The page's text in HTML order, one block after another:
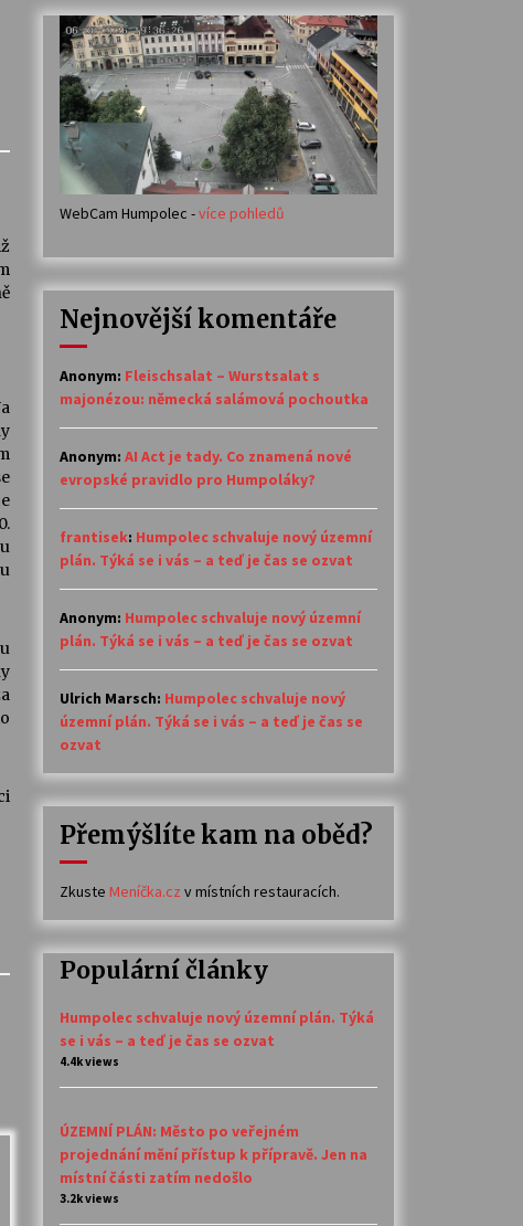
Veselí muzikanti
30. 7. 2026
Votavžatský ploty
23. 7. 2026
14. 7. 2026
30. 6. 2026
WebCam Humpolec -více pohledů
Nejnovější komentáře
Anonym: Fleischsalat – Wurstsalat s
majonézou: německá salámová pochoutka
Anonym: AI Act je tady. Co znamená nové
evropské pravidlo pro Humpoláky?
frantisek: Humpolec schvaluje nový územní
plán. Týká se i vás – a teď je čas se ozvat
Anonym: Humpolec schvaluje nový územní
plán. Týká se i vás – a teď je čas se ozvat
Ulrich Marsch: Humpolec schvaluje nový
územní plán. Týká se i vás – a teď je čas se
ozvat
Přemýšlíte kam na oběd?
Zkuste Meníčka.cz v místních restauracích.
Populární články
Humpolec schvaluje nový územní plán. Týká
se i vás – a teď je čas se ozvat
4.4k views
ÚZEMNÍ PLÁN: Město po veřejném
projednání mění přístup k přípravě. Jen na
místní části zatím nedošlo
3.2k views